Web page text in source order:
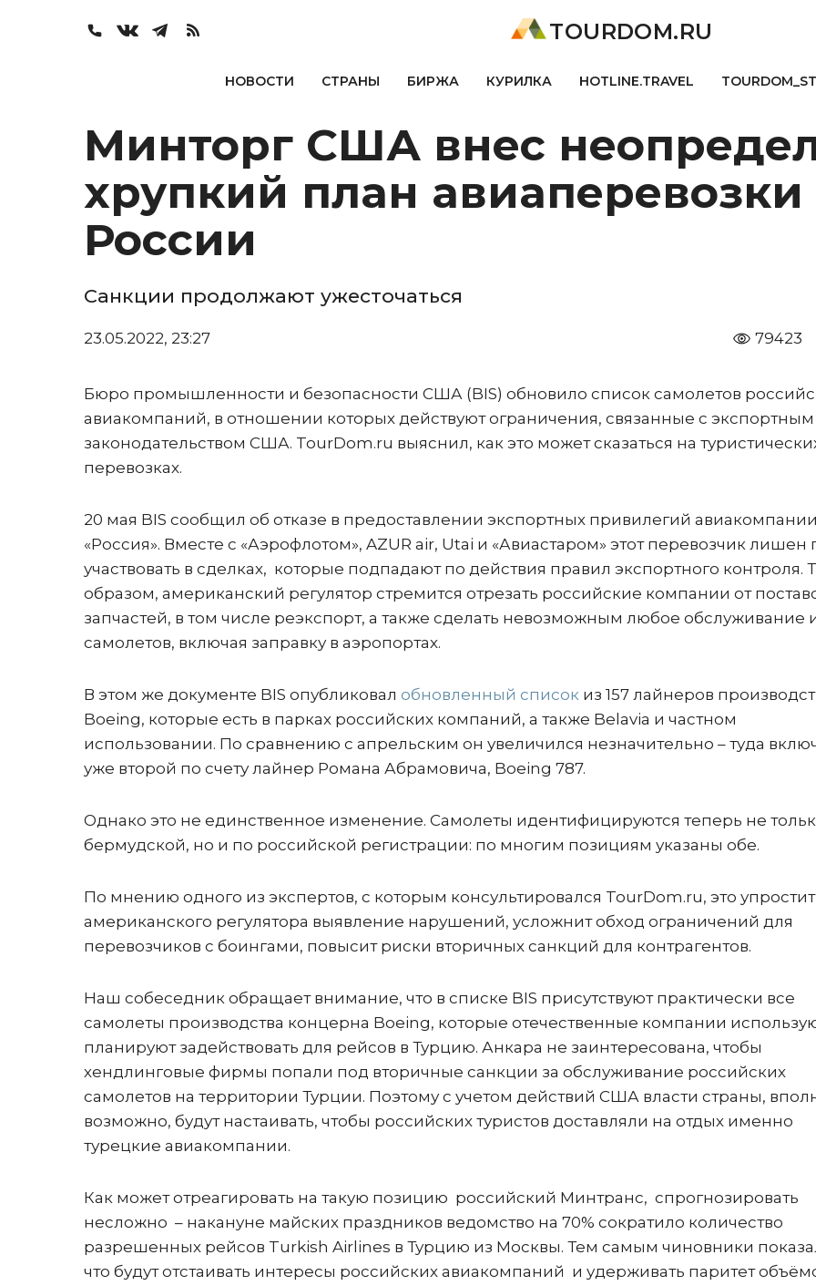
TOURDOM.RU
НОВОСТИ СТРАНЫ БИРЖА КУРИЛКА HOTLINE.TRAVEL
Минторг США внес
хрупкий план
России
Санкции продолжают ужесточаться
23.05.2022, 23:27 79423
Бюро промышленности и безопасности США (BIS) обновило список самолетов
авиакомпаний, в отношении которых действуют ограничения, связанные с экспортным
законодательством США. TourDom.ru выяснил, как это может сказаться на
перевозках.
20 мая BIS сообщил об отказе в предоставлении экспортных привилегий авиакомпании
«Россия». Вместе с «Аэрофлотом», AZUR air, Utai и «Авиастаром» этот перевозчик лишен
участвовать в сделках, которые подпадают по действия правил экспортного контроля.
образом, американский регулятор стремится отрезать российские компании от
запчастей, в том числе реэкспорт, а также сделать невозможным любое обслуживание
самолетов, включая заправку в аэропортах.
В этом же документе BIS опубликовал обновленный список из 157 лайнеров
Boeing, которые есть в парках российских компаний, а также Belavia и частном
использовании. По сравнению с апрельским он увеличился незначительно – туда
уже второй по счету лайнер Романа Абрамовича, Boeing 787.
Однако это не единственное изменение. Самолеты идентифицируются теперь не
бермудской, но и по российской регистрации: по многим позициям указаны обе.
По мнению одного из экспертов, с которым консультировался TourDom.ru, это
американского регулятора выявление нарушений, усложнит обход ограничений для
перевозчиков с боингами, повысит риски вторичных санкций для контрагентов.
Наш собеседник обращает внимание, что в списке BIS присутствуют практически все
самолеты производства концерна Boeing, которые отечественные компании
планируют задействовать для рейсов в Турцию. Анкара не заинтересована, чтобы
хендлинговые фирмы попали под вторичные санкции за обслуживание российских
самолетов на территории Турции. Поэтому с учетом действий США власти страны,
возможно, будут настаивать, чтобы российских туристов доставляли на отдых именно
турецкие авиакомпании.
Как может отреагировать на такую позицию российский Минтранс, спрогнозировать
несложно – накануне майских праздников ведомство на 70% сократило количество
разрешенных рейсов Turkish Airlines в Турцию из Москвы. Тем самым чиновники
что будут отстаивать интересы российских авиакомпаний и удерживать паритет